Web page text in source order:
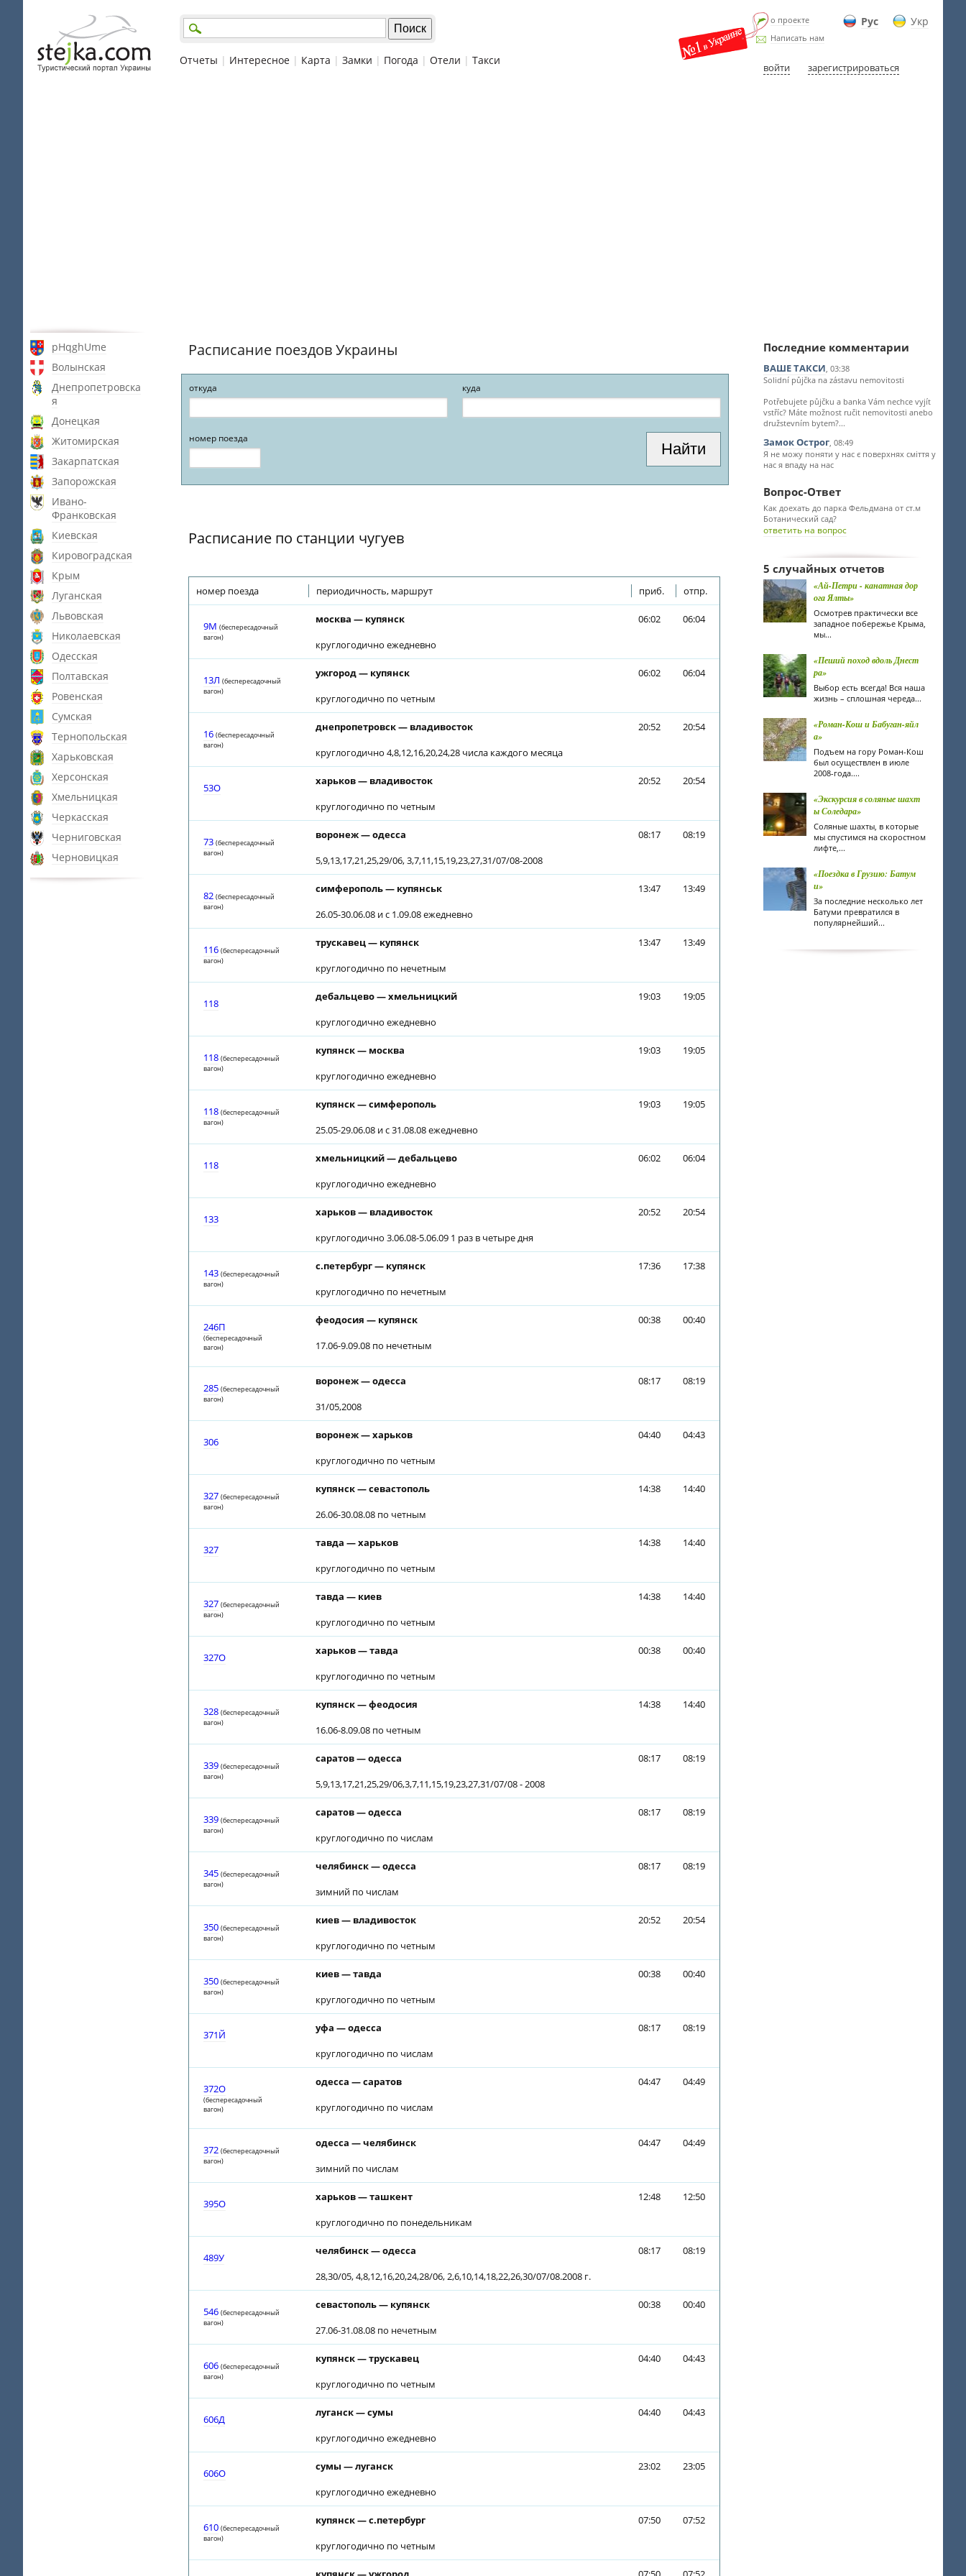
Рус Укр
о проекте
Написать нам
войти зарегистрироваться
Отчеты | Интересное | Карта | Замки | Погода | Отели | Такси
pHqghUme
Волынская
Днепропетровска
я
Донецкая
Житомирская
Закарпатская
Запорожская
Ивано-
Франковская
Киевская
Кировоградская
Крым
Луганская
Львовская
Николаевская
Одесская
Полтавская
Ровенская
Сумская
Тернопольская
Харьковская
Херсонская
Хмельницкая
Черкасская
Черниговская
Черновицкая
Расписание поездов Украины
откуда куда
номер поезда
Расписание по станции чугуев
номер поезда периодичность, маршрут приб. отпр.
9М (беспересадочный
вагон)
москва — купянск
круглогодично ежедневно
06:02 06:04
13Л (беспересадочный
вагон)
ужгород — купянск
круглогодично по четным
06:02 06:04
16 (беспересадочный
вагон)
днепропетровск — владивосток
круглогодично 4,8,12,16,20,24,28 числа каждого месяца
20:52 20:54
53О
харьков — владивосток
круглогодично по четным
20:52 20:54
73 (беспересадочный
вагон)
воронеж — одесса
5,9,13,17,21,25,29/06, 3,7,11,15,19,23,27,31/07/08-2008
08:17 08:19
82 (беспересадочный
вагон)
симферополь — купянськ
26.05-30.06.08 и с 1.09.08 ежедневно
13:47 13:49
116 (беспересадочный
вагон)
трускавец — купянск
круглогодично по нечетным
13:47 13:49
118
дебальцево — хмельницкий
круглогодично ежедневно
19:03 19:05
118 (беспересадочный
вагон)
купянск — москва
круглогодично ежедневно
19:03 19:05
118 (беспересадочный
вагон)
купянск — симферополь
25.05-29.06.08 и с 31.08.08 ежедневно
19:03 19:05
118
хмельницкий — дебальцево
круглогодично ежедневно
06:02 06:04
133
харьков — владивосток
круглогодично 3.06.08-5.06.09 1 раз в четыре дня
20:52 20:54
143 (беспересадочный
вагон)
с.петербург — купянск
круглогодично по нечетным
17:36 17:38
246П
(беспересадочный
вагон)
феодосия — купянск
17.06-9.09.08 по нечетным
00:38 00:40
285 (беспересадочный
вагон)
воронеж — одесса
31/05,2008
08:17 08:19
306
воронеж — харьков
круглогодично по четным
04:40 04:43
327 (беспересадочный
вагон)
купянск — севастополь
26.06-30.08.08 по четным
14:38 14:40
327
тавда — харьков
круглогодично по четным
14:38 14:40
327 (беспересадочный
вагон)
тавда — киев
круглогодично по четным
14:38 14:40
327О
харьков — тавда
круглогодично по четным
00:38 00:40
328 (беспересадочный
вагон)
купянск — феодосия
16.06-8.09.08 по четным
14:38 14:40
339 (беспересадочный
вагон)
саратов — одесса
5,9,13,17,21,25,29/06,3,7,11,15,19,23,27,31/07/08 - 2008
08:17 08:19
339 (беспересадочный
вагон)
саратов — одесса
круглогодично по числам
08:17 08:19
345 (беспересадочный
вагон)
челябинск — одесса
зимний по числам
08:17 08:19
350 (беспересадочный
вагон)
киев — владивосток
круглогодично по четным
20:52 20:54
350 (беспересадочный
вагон)
киев — тавда
круглогодично по четным
00:38 00:40
371Й
уфа — одесса
круглогодично по числам
08:17 08:19
372О
(беспересадочный
вагон)
одесса — саратов
круглогодично по числам
04:47 04:49
372 (беспересадочный
вагон)
одесса — челябинск
зимний по числам
04:47 04:49
395О
харьков — ташкент
круглогодично по понедельникам
12:48 12:50
489У
челябинск — одесса
28,30/05, 4,8,12,16,20,24,28/06, 2,6,10,14,18,22,26,30/07/08.2008 г.
08:17 08:19
546 (беспересадочный
вагон)
севастополь — купянск
27.06-31.08.08 по нечетным
00:38 00:40
606 (беспересадочный
вагон)
купянск — трускавец
круглогодично по четным
04:40 04:43
606Д
луганск — сумы
круглогодично ежедневно
04:40 04:43
606О
сумы — луганск
круглогодично ежедневно
23:02 23:05
610 (беспересадочный
вагон)
купянск — с.петербург
круглогодично по четным
07:50 07:52
Последние комментарии
ВАШЕ ТАКСИ, 03:38
Solidní půjčka na zástavu nemovitosti
Potřebujete půjčku a banka Vám nechce vyjít
vstříc? Máte možnost ručit nemovitosti anebo
družstevním bytem?...
Замок Острог, 08:49
Я не можу поняти у нас є поверхнях сміття у
нас я впаду на нас
Вопрос-Ответ
Как доехать до парка Фельдмана от ст.м
Ботанический сад?
ответить на вопрос
5 случайных отчетов
«Ай-Петри - канатная дор
ога Ялты»
Осмотрев практически все
западное побережье Крыма,
мы...
«Пеший поход вдоль Днест
ра»
Выбор есть всегда! Вся наша
жизнь – сплошная череда...
«Роман-Кош и Бабуган-яйл
а»
Подъем на гору Роман-Кош
был осуществлен в июле
2008-года....
«Экскурсия в соляные шахт
ы Соледара»
Соляные шахты, в которые
мы спустимся на скоростном
лифте,...
«Поездка в Грузию: Батум
и»
За последние несколько лет
Батуми превратился в
популярнейший...